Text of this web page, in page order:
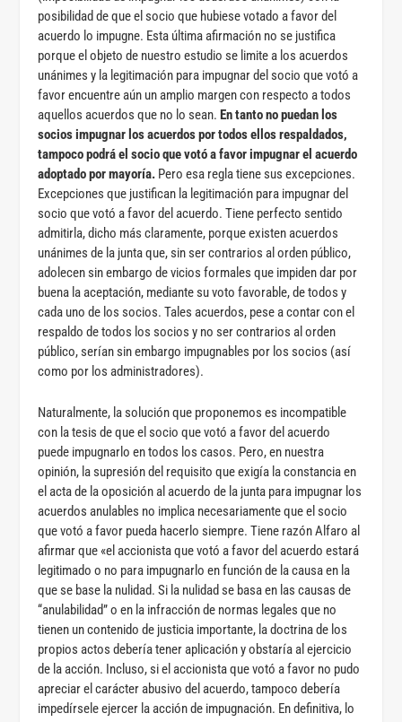
posibilidad de que el socio que hubiese votado a favor del
acuerdo lo impugne. Esta última afirmación no se justifica
porque el objeto de nuestro estudio se limite a los acuerdos
unánimes y la legitimación para impugnar del socio que votó a
favor encuentre aún un amplio margen con respecto a todos
aquellos acuerdos que no lo sean.En tanto no puedan los
socios impugnar los acuerdos por todos ellos respaldados,
tampoco podrá el socio que votó a favor impugnar el acuerdo
adoptado por mayoría. Pero esa regla tiene sus excepciones.
Excepciones que justifican la legitimación para impugnar del
socio que votó a favor del acuerdo. Tiene perfecto sentido
admitirla, dicho más claramente, porque existen acuerdos
unánimes de la junta que, sin ser contrarios al orden público,
adolecen sin embargo de vicios formales que impiden dar por
buena la aceptación, mediante su voto favorable, de todos y
cada uno de los socios. Tales acuerdos, pese a contar con el
respaldo de todos los socios y no ser contrarios al orden
público, serían sin embargo impugnables por los socios (así
como por los administradores).
Naturalmente, la solución que proponemos es incompatible
con la tesis de que el socio que votó a favor del acuerdo
puede impugnarlo en todos los casos. Pero, en nuestra
opinión, la supresión del requisito que exigía la constancia en
el acta de la oposición al acuerdo de la junta para impugnar los
acuerdos anulables no implica necesariamente que el socio
que votó a favor pueda hacerlo siempre. Tiene razón Alfaro al
afirmar que «el accionista que votó a favor del acuerdo estará
legitimado o no para impugnarlo en función de la causa en la
que se base la nulidad. Si la nulidad se basa en las causas de
“anulabilidad” o en la infracción de normas legales que no
tienen un contenido de justicia importante, la doctrina de los
propios actos debería tener aplicación y obstaría al ejercicio
de la acción. Incluso, si el accionista que votó a favor no pudo
apreciar el carácter abusivo del acuerdo, tampoco debería
impedírsele ejercer la acción de impugnación. En definitiva, lo